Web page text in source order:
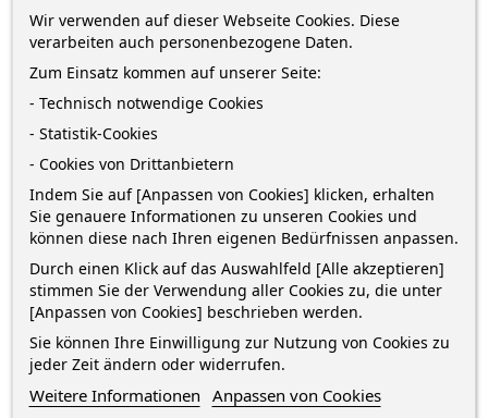
BESCHREIBUNG
Alleskleber Klebestift · ohne Lösungsmittel · 98%
natürliche Inhaltsstoffe · Behälter aus 50%
recyceltem Plastik · perfekt für Bastelarbeiten aller
Art mit Karton, Papier, Pappe... · mit Schraubkappe
zum Schutz vor Austrocknung · perfekt für die Schule
· Inhalt: Stift mit 40 g
GPSR Information
Wir verwenden auf dieser Webseite Cookies. Diese
verarbeiten auch personenbezogene Daten.
Zum Einsatz kommen auf unserer Seite:
- Technisch notwendige Cookies
- Statistik-Cookies
- Cookies von Drittanbietern
Indem Sie auf [Anpassen von Cookies] klicken, erhalten
Sie genauere Informationen zu unseren Cookies und
können diese nach Ihren eigenen Bedürfnissen anpassen.
Durch einen Klick auf das Auswahlfeld [Alle akzeptieren]
stimmen Sie der Verwendung aller Cookies zu, die unter
[Anpassen von Cookies] beschrieben werden.
Sie können Ihre Einwilligung zur Nutzung von Cookies zu
jeder Zeit ändern oder widerrufen.
Weitere Informationen Anpassen von Cookies